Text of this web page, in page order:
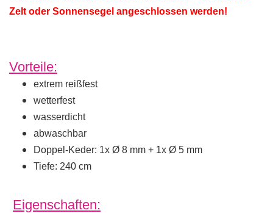
Zelt oder Sonnensegel angeschlossen werden!
Vorteile:
extrem reißfest
wetterfest
wasserdicht
abwaschbar
Doppel-Keder: 1x Ø 8 mm + 1x Ø 5 mm
Tiefe: 240 cm
Eigenschaften: